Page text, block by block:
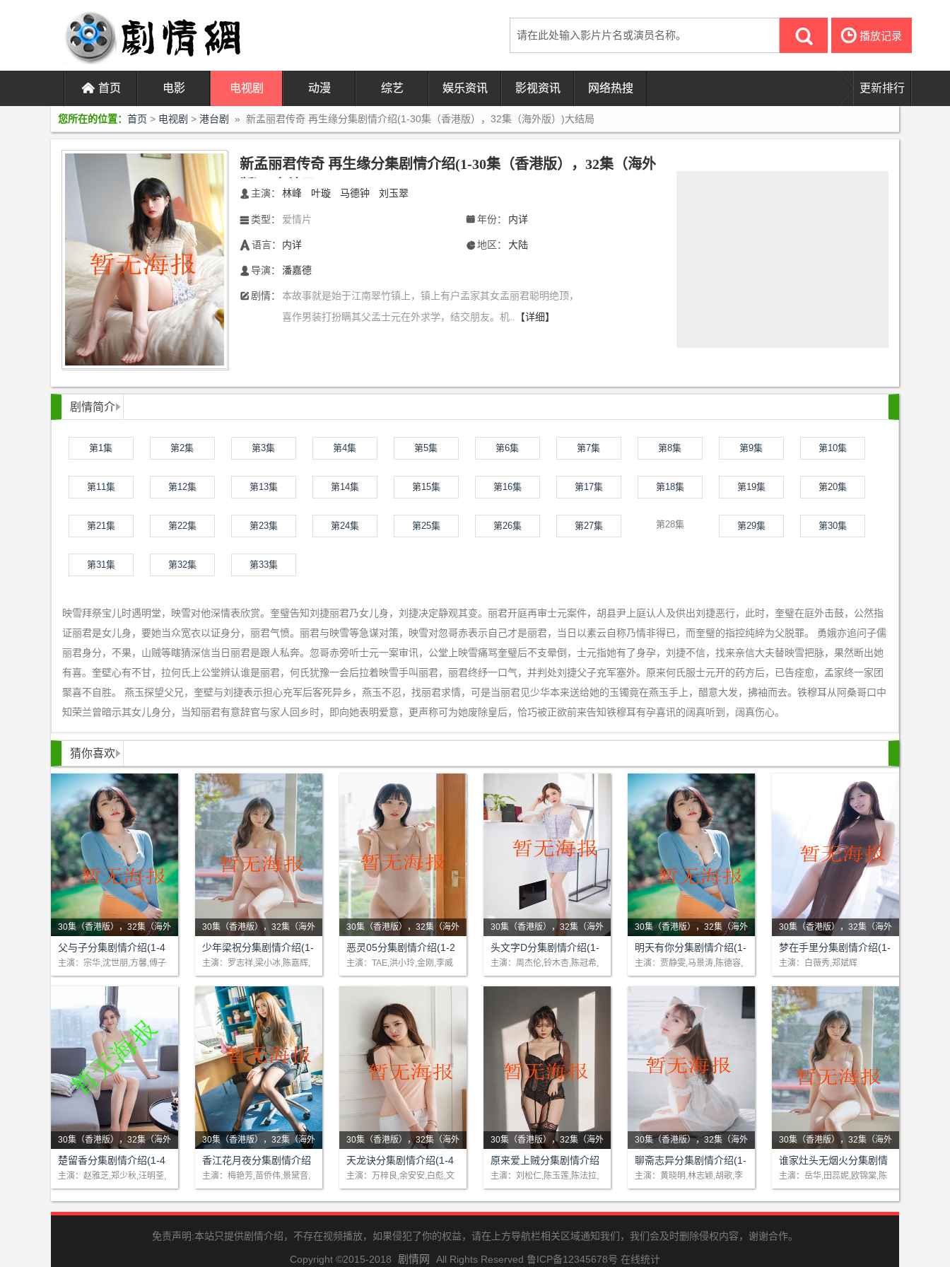
㐵 播放记录
󰄫 首页 电影 电视剧 动漫 综艺 娱乐资讯 影视资讯 网络热搜 更新排行
您所在的位置： 首页 > 电视剧 > 港台剧 » 新孟丽君传奇 再生缘分集剧情介绍(1-30集（香港版），32集（海外版）)大结局
新孟丽君传奇 再生缘分集剧情介绍(1-30集（香港版），32集（海外
版）)大结局
󰃖 主演： 林峰 叶璇 马德钟 刘玉翠
󰁣 年份： 内详
󰀥 类型： 爱情片
󰃍 地区： 大陆
󰃋 语言： 内详
󰄭 导演： 潘嘉德
󰆙 剧情：
本故事就是始于江南翠竹镇上，镇上有户孟家其女孟丽君聪明绝顶，
喜作男装打扮瞒其父孟士元在外求学，结交朋友。机..
【详细】
剧情简介
第1集 第2集 第3集 第4集 第5集 第6集 第7集 第8集 第9集 第10集
第11集 第12集 第13集 第14集 第15集 第16集 第17集 第18集 第19集 第20集
第21集 第22集 第23集 第24集 第25集 第26集 第27集 第28集 第29集 第30集
第31集 第32集 第33集
映雪拜祭宝儿时遇明堂，映雪对他深情表欣赏。奎璧告知刘捷丽君乃女儿身，刘捷决定静观其变。丽君开庭再审士元案件，胡县尹上庭认人及供出刘捷恶行，此时，奎璧在庭外击鼓，公然指
证丽君是女儿身，要她当众宽衣以证身分，丽君气愤。丽君与映雪等急谋对策，映雪对忽哥赤表示自己才是丽君，当日以素云自称乃情非得已，而奎璧的指控纯綷为父脱罪。 勇娥亦追问子儒
丽君身分，不果，山贼等瞎猜深信当日丽君是跟人私奔。忽哥赤旁听士元一案审讯，公堂上映雪痛骂奎璧后不支晕倒，士元指她有了身孕，刘捷不信，找来亲信大夫替映雪把脉，果然断出她
有喜。奎壁心有不甘，拉何氏上公堂辨认谁是丽君，何氏犹豫一会后拉着映雪手叫丽君，丽君终纾一口气，并判处刘捷父子充军塞外。原来何氏服士元开的药方后，已告痊愈，孟家终一家团
聚喜不自胜。 燕玉探望父兄，奎壁与刘捷表示担心充军后客死异乡，燕玉不忍，找丽君求情，可是当丽君见少华本来送给她的玉镯竟在燕玉手上，醋意大发，拂袖而去。铁穆耳从阿桑哥口中
知荣兰曾暗示其女儿身分，当知丽君有意辞官与家人回乡时，即向她表明爱意，更声称可为她废除皇后，恰巧被正欲前来告知铁穆耳有孕喜讯的阔真听到，阔真伤心。
猜你喜欢
30集（香港版），32集（海外
版）
剧情：该剧主要讲述纺织业大
亨与五个子女间父子情感故
事。 “看一个呼风唤雨的大老
板，管理公司他是专家，为什
么回到..
父与子分集剧情介绍(1-4
8)大结局
主演：宗华,沈世朋,方馨,傅子
纯
30集（香港版），32集（海外
版）
剧情：自幼与寡母相依为命，
读书勤奋，且生性乐善助人，
赴杭城尼山书院求学。而祝公
达则独霸一方，其女祝英台不
仅聪颖敏慧..
少年梁祝分集剧情介绍(1-
42)大结局
主演：罗志祥,梁小冰,陈嘉辉,
欧汉声
30集（香港版），32集（海外
版）
剧情：一部揭开生死轮回偶像
剧一场纠葛前世今生爱情故事
当四散各地舍利子引发出人性
恶灵05分集剧情介绍(1-2
0)大结局
主演：TAE,洪小玲,金刚,李威
30集（香港版），32集（海外
版）
剧情：日本秋名山上的清晨，
一辆丰田出产的中古车ae86优
美地在下坡道飞驰，车内神秘
车手的飘移车速使人吃惊。ae
头文字D分集剧情介绍(1-
48)大结局
主演：周杰伦,铃木杏,陈冠希,
黄秋生
30集（香港版），32集（海外
版）
剧情：明天有你是叙述为情所
困、为情所伤的善良人们，面
对残酷的生活和勾心斗角、尔
虞我诈的商业战场，该怎样选
明天有你分集剧情介绍(1-
40)大结局
主演：贾静雯,马景涛,陈德容,
萧蔷
30集（香港版），32集（海外
版）
剧情：姚思琦（白薇秀饰演）
乐观自信，性格坚毅。年幼目
睹父母生意失败后自杀，但在
养父母范达维夫妇一家四口的
关爱下幸福..
梦在手里分集剧情介绍(1-
48)大结局
主演：白薇秀,郑斌辉
30集（香港版），32集（海外
版）
剧情：风流潇洒的楚留香，以
盗宝绝技闻名天下，但他盗宝
只为救难救贫，故被尊称为“盗
楚留香分集剧情介绍(1-4
8)大结局
主演：赵雅芝,郑少秋,汪明荃,
关聪
30集（香港版），32集（海外
版）
剧情：《香江花月夜》是梅艳
芳唯一的一部电视连续剧，可
算是代表作。剧中饰演一名遭
香江花月夜分集剧情介绍
(1-48)大结局
主演：梅艳芳,苗侨伟,景黛音,
汤镇业
30集（香港版），32集（海外
版）
剧情：丽的电视凭一部‘天蚕
变’，夺取得当年八至九的黄金
时间收视辉煌纪录，使四台山
天龙诀分集剧情介绍(1-4
0)大结局
主演：万梓良,余安安,白彪,文
雪儿
30集（香港版），32集（海外
版）
剧情：故事以‘兵贼斗智’作为
脉络，以一宗‘毒犯赃款被劫
案’开出。干探江扬(马德钟饰)
原来爱上贼分集剧情介绍
(1-20)大结局
主演：刘松仁,陈玉莲,陈法拉,
马德钟
30集（香港版），32集（海外
版）
剧情：《聊斋志异》由六个最
具代表性的故事,包括《小
倩》、《陆判》、《画皮》、
聊斋志异分集剧情介绍(1-
48)大结局
主演：黄晓明,林志颖,胡歌,李
冰
30集（香港版），32集（海外
版）
剧情：在中国人的家庭里，饭
桌是围绕一家人感情的地方。
而钟家是典型传统华人家庭，
谁家灶头无烟火分集剧情
介绍(1-48)大结局
主演：岳华,田蕊妮,欧锦棠,陈
智燊
免责声明:本站只提供剧情介绍，不存在视频播放，如果侵犯了你的权益，请在上方导航栏相关区域通知我们，我们会及时删除侵权内容，谢谢合作。
Copyright ©2015-2018 剧情网 All Rights Reserved 鲁ICP备12345678号 在线统计